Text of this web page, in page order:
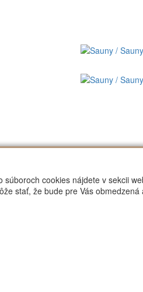
cookies nájdete v sekcii
stať, že bude pre Vás